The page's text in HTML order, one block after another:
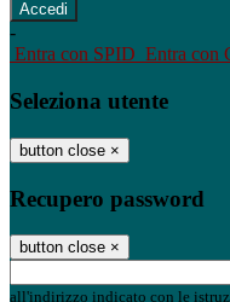
-
Entra con SPID Entra con
Seleziona utente
button close ×
Recupero password
button close ×
all'indirizzo indicato con le